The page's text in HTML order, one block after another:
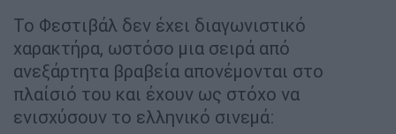
Το Φεστιβάλ δεν έχει διαγωνιστικό
χαρακτήρα, ωστόσο μια σειρά από
ανεξάρτητα βραβεία απονέμονται στο
πλαίσιό του και έχουν ως στόχο να
ενισχύσουν το ελληνικό σινεμά: